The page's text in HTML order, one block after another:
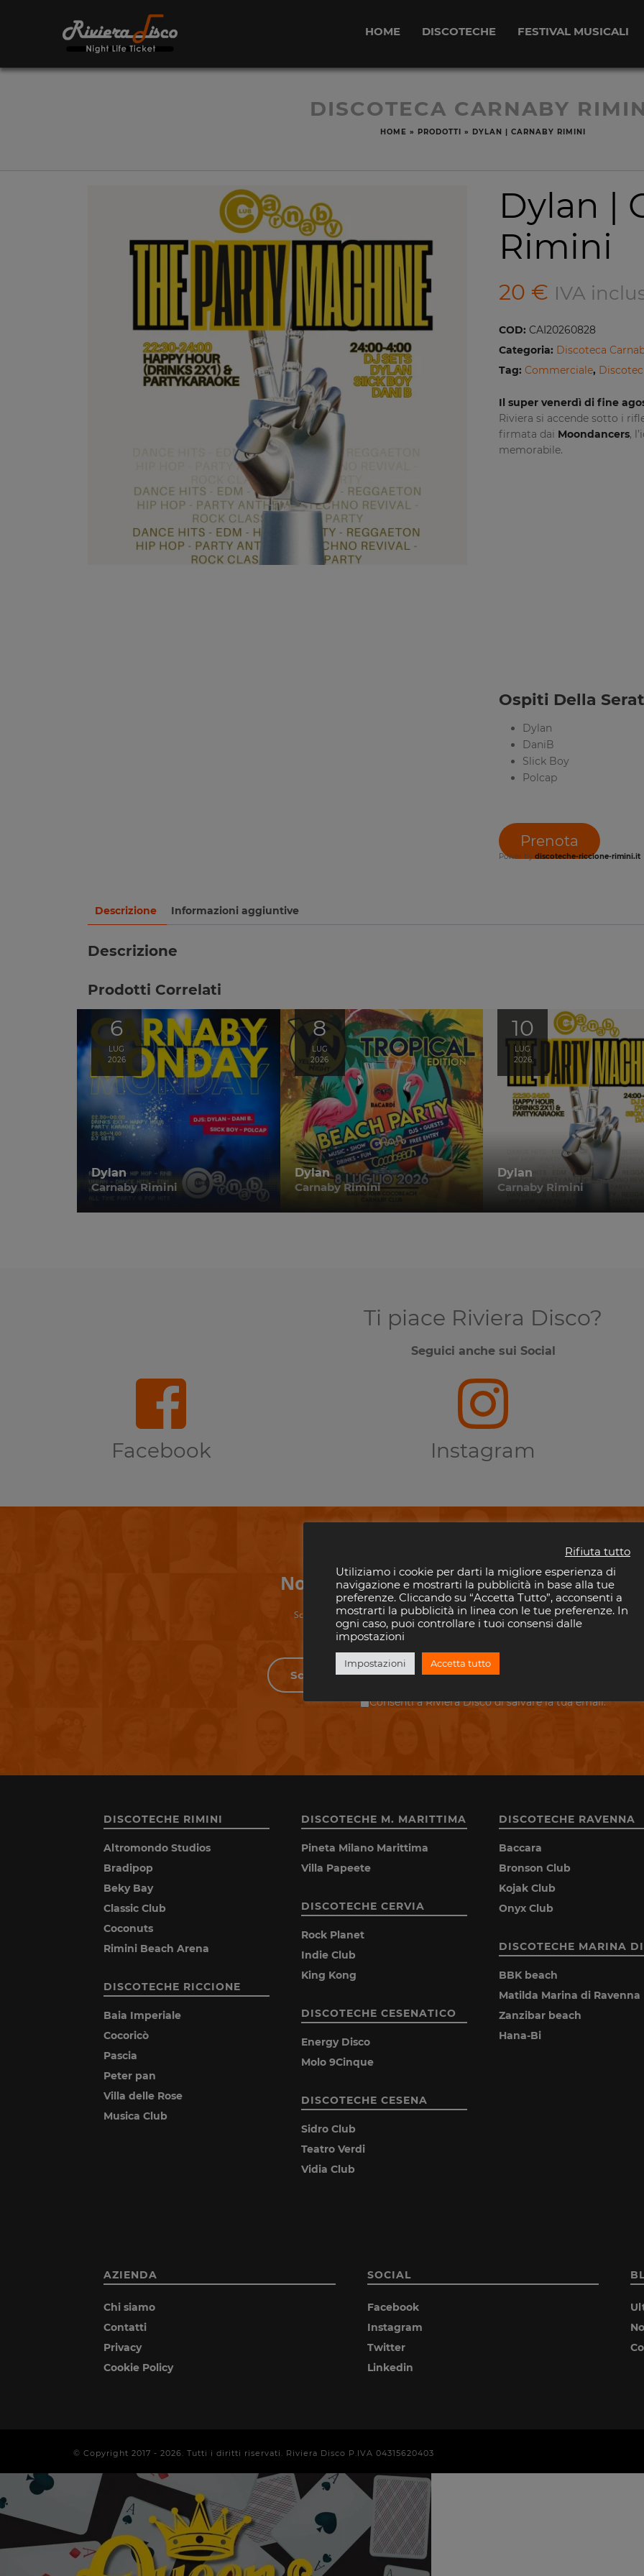
HOME DISCOTECHE FESTIVAL MUSICALI
DISCOTECA CARNABY
HOME » PRODOTTI » DYLAN | CARNABY RIMINI
Dylan |
Rimini
20 € IVA
COD: CAI20260828
Categoria: Discoteca
Tag: Commerciale,
Il super venerdì di fine
Riviera si accende sotto i
firmata dai Moondancers,
memorabile.
Ospiti Della
Dylan
DaniB
Slick Boy
Polcap
Prenota
Power by discoteche-riccione-rimini.it
Descrizione Informazioni aggiuntive
Descrizione
Prodotti Correlati
6
LUG
2026
Dylan
Carnaby Rimini
8
LUG
2026
Dylan
Carnaby Rimini
10
LUG
2026
Dylan
Carnaby Rimini
Ti piace Riviera Disco?
Seguici anche sui Social
Facebook Instagram
Non perderti i tuoi eventi preferiti in
Scrivi il tuo indirizzo email per rimanere aggiornato con gli eventi nelle discoteche
È gratis!. E puoi disiscriverti quando vuoi.
Consenti a Riviera Disco di salvare la tua email.
DISCOTECHE RIMINI
Altromondo Studios
Bradipop
Beky Bay
Classic Club
Coconuts
Rimini Beach Arena
DISCOTECHE RICCIONE
Baia Imperiale
Cocoricò
Pascia
Peter pan
Villa delle Rose
Musica Club
DISCOTECHE M. MARITTIMA
Pineta Milano Marittima
Villa Papeete
DISCOTECHE CERVIA
Rock Planet
Indie Club
King Kong
DISCOTECHE CESENATICO
Energy Disco
Molo 9Cinque
DISCOTECHE CESENA
Sidro Club
Teatro Verdi
Vidia Club
DISCOTECHE RAVENNA
Baccara
Bronson Club
Kojak Club
Onyx Club
DISCOTECHE MARINA
BBK beach
Matilda Marina di Ravenna
Zanzibar beach
Hana-Bi
AZIENDA
Chi siamo
Contatti
Privacy
Cookie Policy
SOCIAL
Facebook
Instagram
Twitter
Linkedin
© Copyright 2017 - 2026. Tutti i diritti riservati. Riviera Disco P.IVA 04315620403
Rifiuta tutto
Utiliziamo i cookie per darti la migliore esperienza di
navigazione e mostrarti la pubblicità in base alla tue
preferenze. Cliccando su “Accetta Tutto”, acconsenti a
mostrarti la pubblicità in linea con le tue preferenze. In
ogni caso, puoi controllare i tuoi consensi dalle
impostazioni
Impostazioni Accetta tutto